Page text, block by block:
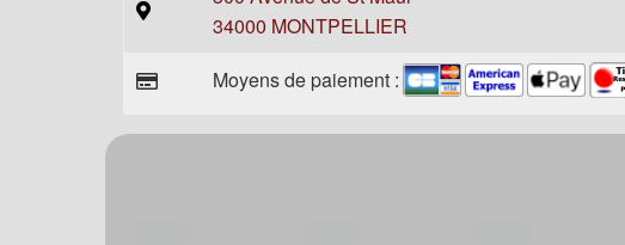
34000 MONTPELLIER
Moyens de paiement :